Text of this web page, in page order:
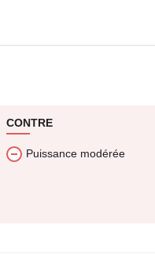
CONTRE
Puissance modérée